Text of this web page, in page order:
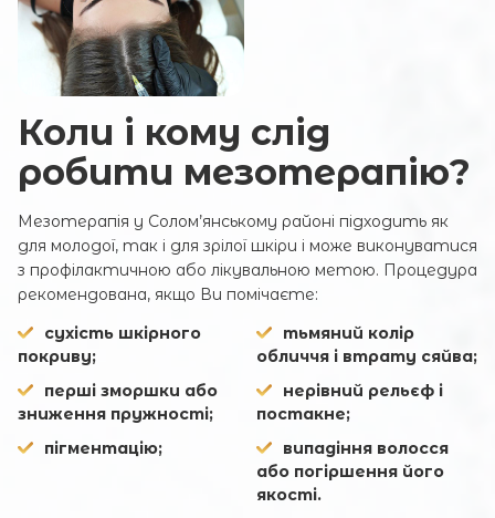
Коли і кому слід
робити мезотерапію?
Мезотерапія у Солом’янському районі підходить як
для молодої, так і для зрілої шкіри і може виконуватися
з профілактичною або лікувальною метою. Процедура
рекомендована, якщо Ви помічаєте:
сухість шкірного
покриву;
тьмяний колір
обличчя і втрату сяйва;
перші зморшки або
зниження пружності;
нерівний рельєф і
постакне;
пігментацію;
випадіння волосся
або погіршення його
якості.